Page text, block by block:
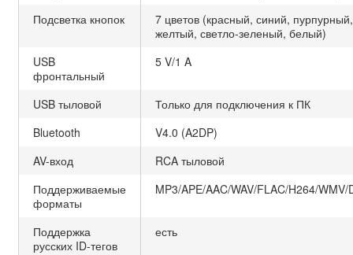
Подсветка кнопок
7 цветов (красный, синий,
желтый, светло-зеленый, белый)
USB
фронтальный
5 V/1 A
USB тыловой
Только для подключения к ПК
Bluetooth
V4.0 (A2DP)
AV-вход
RCA тыловой
Поддерживаемые
форматы
MP3/APE/AAC/WAV/FLAC/H264/WMV/
Поддержка
русских ID-тегов
есть